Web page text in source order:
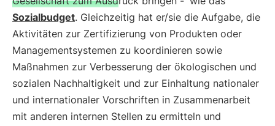
Sozialbudget. Gleichzeitig hat er/sie die Aufgabe, die
Aktivitäten zur Zertifizierung von Produkten oder
Managementsystemen zu koordinieren sowie
Maßnahmen zur Verbesserung der ökologischen und
sozialen Nachhaltigkeit und zur Einhaltung nationaler
und internationaler Vorschriften in Zusammenarbeit
mit anderen internen Stellen zu ermitteln und